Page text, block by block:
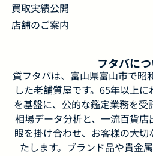
買取実績公開
店舗のご案内
フタバに
質フタバは、富山県富山市で昭
した老舗質屋です。65年以上
を基盤に、公的な鑑定業務を受
相場データ分析と、一流百貨
眼を掛け合わせ、お客様の大
たします。ブランド品や貴金